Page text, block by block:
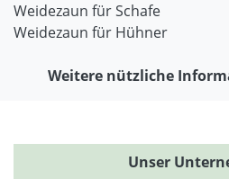
Weidezaun für Schafe
Weidezaun für Hühner
Weitere nützliche
Unser